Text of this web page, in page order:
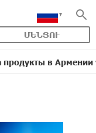
ՄԵՆՅՈՒ
в Армении